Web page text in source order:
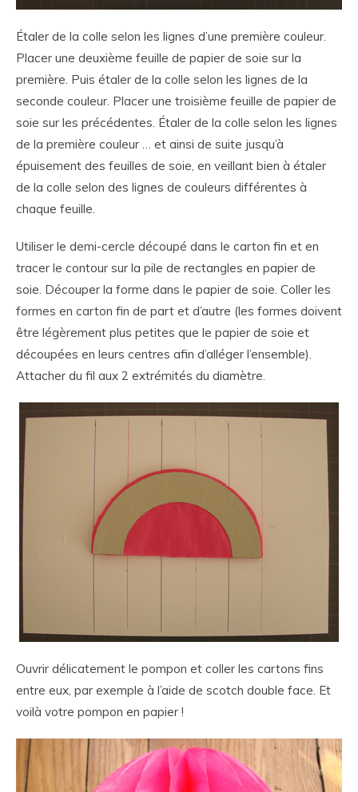
Étaler de la colle selon les lignes d’une première couleur.
Placer une deuxième feuille de papier de soie sur la
première. Puis étaler de la colle selon les lignes de la
seconde couleur. Placer une troisième feuille de papier de
soie sur les précédentes. Étaler de la colle selon les lignes
de la première couleur … et ainsi de suite jusqu’à
épuisement des feuilles de soie, en veillant bien à étaler
de la colle selon des lignes de couleurs différentes à
chaque feuille.
Utiliser le demi-cercle découpé dans le carton fin et en
tracer le contour sur la pile de rectangles en papier de
soie. Découper la forme dans le papier de soie. Coller les
formes en carton fin de part et d’autre (les formes doivent
être légèrement plus petites que le papier de soie et
découpées en leurs centres afin d’alléger l’ensemble).
Attacher du fil aux 2 extrémités du diamètre.
Ouvrir délicatement le pompon et coller les cartons fins
entre eux, par exemple à l’aide de scotch double face. Et
voilà votre pompon en papier !